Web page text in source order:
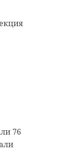
76
в
из